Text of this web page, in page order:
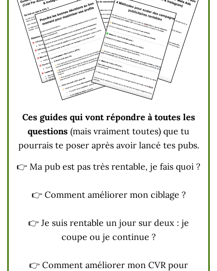
Ces guides qui vont répondre à toutes les
questions (mais vraiment toutes) que tu
pourrais te poser après avoir lancé tes pubs.
👉 Ma pub est pas très rentable, je fais quoi ?
👉 Comment améliorer mon ciblage ?
👉 Je suis rentable un jour sur deux : je
coupe ou je continue ?
👉 Comment améliorer mon CVR pour